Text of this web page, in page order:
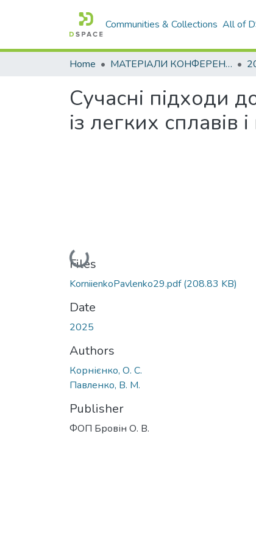
Communities & Collections All of
Home МАТЕРІАЛИ КОНФЕРЕНЦІЙ
Сучасні підходи
із легких сплавів
Loading...
Files
KorniienkoPavlenko29.pdf(208.83 KB)
Date
2025
Authors
Корнієнко, О. С.
Павленко, В. М.
Publisher
ФОП Бровін О. В.